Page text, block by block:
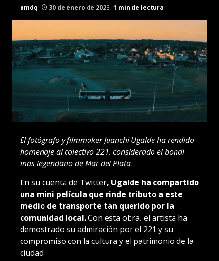
nmdq 30 de enero de 2023 1 min de lectura
El fotógrafo y filmmaker Juanchi Ugalde ha rendido
homenaje al colectivo 221, considerado el bondi
más legendario de Mar del Plata.
En su cuenta de Twitter, Ugalde ha compartido
una mini película que rinde tributo a este
medio de transporte tan querido por la
comunidad local.Con esta obra, el artista ha
demostrado su admiración por el 221 y su
compromiso con la cultura y el patrimonio de la
ciudad.